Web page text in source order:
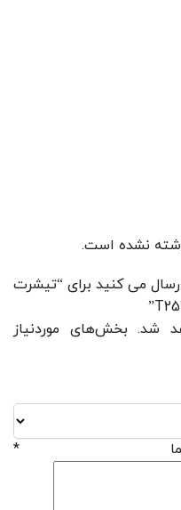
نشده است.
می کنید برای “تیشرت
شد. بخش‌های موردنیاز
شما *